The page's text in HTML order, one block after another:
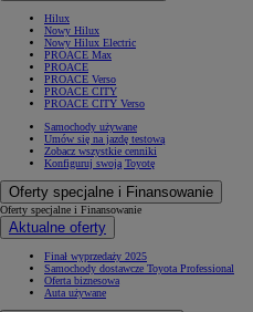
Hilux
Nowy Hilux
Nowy Hilux Electric
PROACE Max
PROACE
PROACE Verso
PROACE CITY
PROACE CITY Verso
Samochody używane
Umów się na jazdę testową
Zobacz wszystkie cenniki
Konfiguruj swoją Toyotę
Oferty specjalne i Finansowanie
Oferty specjalne i Finansowanie
Aktualne oferty
Finał wyprzedaży 2025
Samochody dostawcze Toyota Professional
Oferta biznesowa
Auta używane